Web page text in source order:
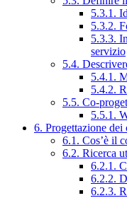
5.3.1.
5.3.2.
5.3.3.
servizio
5.4.
5.4.1.
5.4.2.
5.5. Co-
5.5.1.
6. Progettazione dei
6.1. Cos’è il
6.2. Ricerca
6.2.1.
6.2.2.
6.2.3.